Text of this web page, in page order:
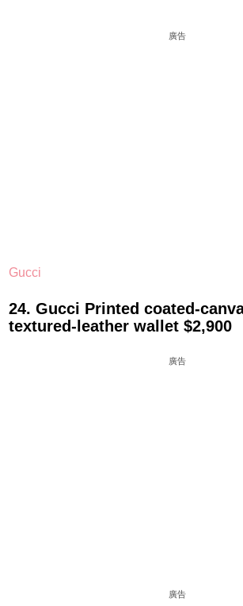
廣告
Gucci
24. Gucci Printed coated-
textured-leather wallet $2,900
廣告
廣告